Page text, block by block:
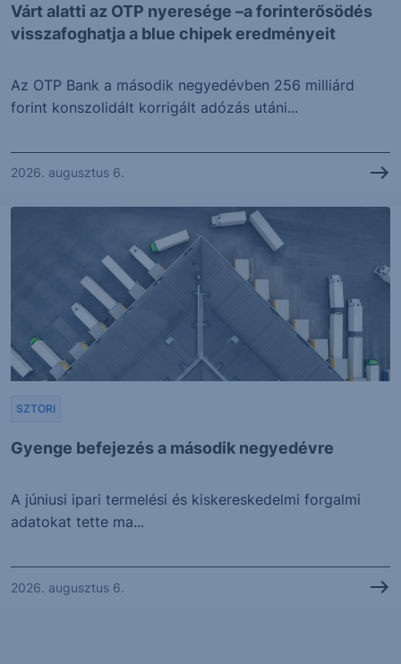
Várt alatti az OTP nyeresége –a forinterősödés
visszafoghatja a blue chipek eredményeit
Az OTP Bank a második negyedévben 256 milliárd
forint konszolidált korrigált adózás utáni...
2026. augusztus 6.
Gyenge befejezés a második negyedévre
SZTORI
A júniusi ipari termelési és kiskereskedelmi forgalmi
adatokat tette ma...
2026. augusztus 6.